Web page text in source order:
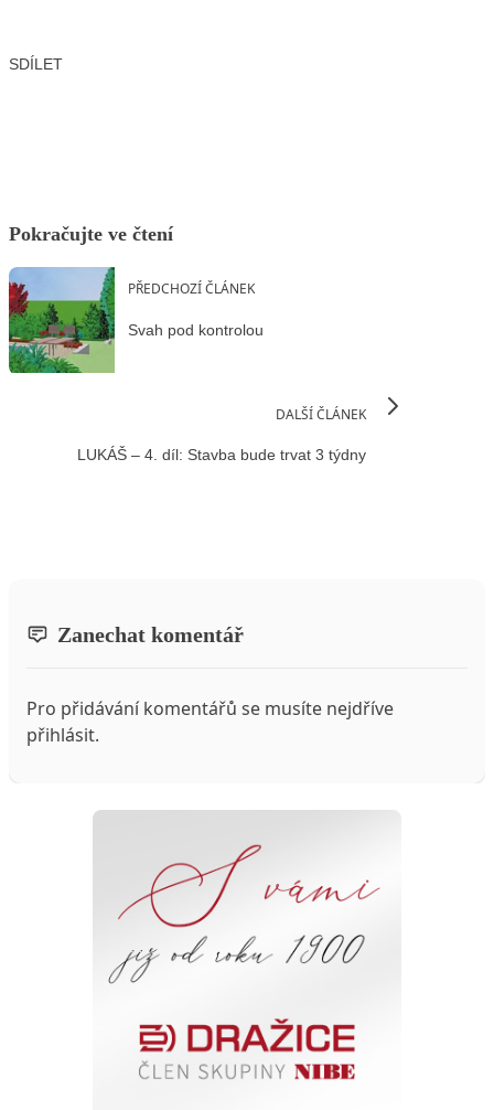
SDÍLET
Pokračujte ve čtení
PŘEDCHOZÍ ČLÁNEK
Svah pod kontrolou
DALŠÍ ČLÁNEK
LUKÁŠ – 4. díl: Stavba bude trvat 3 týdny
Zanechat komentář
Pro přidávání komentářů se musíte nejdříve
přihlásit.